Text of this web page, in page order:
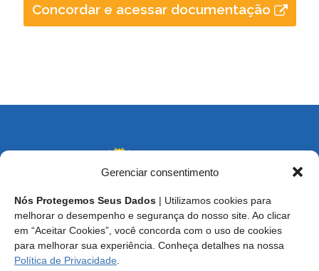
Gerenciar consentimento
Nós Protegemos Seus Dados | Utilizamos cookies para
melhorar o desempenho e segurança do nosso site. Ao clicar
em “Aceitar Cookies”, você concorda com o uso de cookies
para melhorar sua experiência. Conheça detalhes na nossa
Política de Privacidade
Concordar e acessar documentação
Endereço: SCS, Quadra 02, Bloco D, Ed. Oscar Niemeyer,
9º Andar CEP 70.316-900 - Brasília/DF